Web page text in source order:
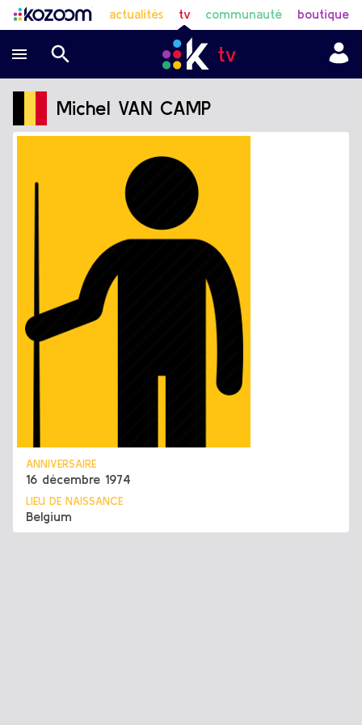
actualités tv communauté boutique
Michel VAN CAMP
ANNIVERSAIRE
16 décembre 1974
LIEU DE NAISSANCE
Belgium